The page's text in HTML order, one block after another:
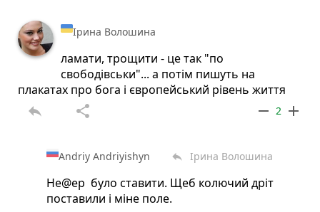
Ірина Волошина
ламати, трощити - це так "по
свободівськи"... а потім пишуть на
плакатах про бога і європейський рівень життя
reply share remove 2 add
Andriy Andriyishyn reply Ірина Волошина
Не@ер було ставити. Щеб колючий дріт
поставили і міне поле.